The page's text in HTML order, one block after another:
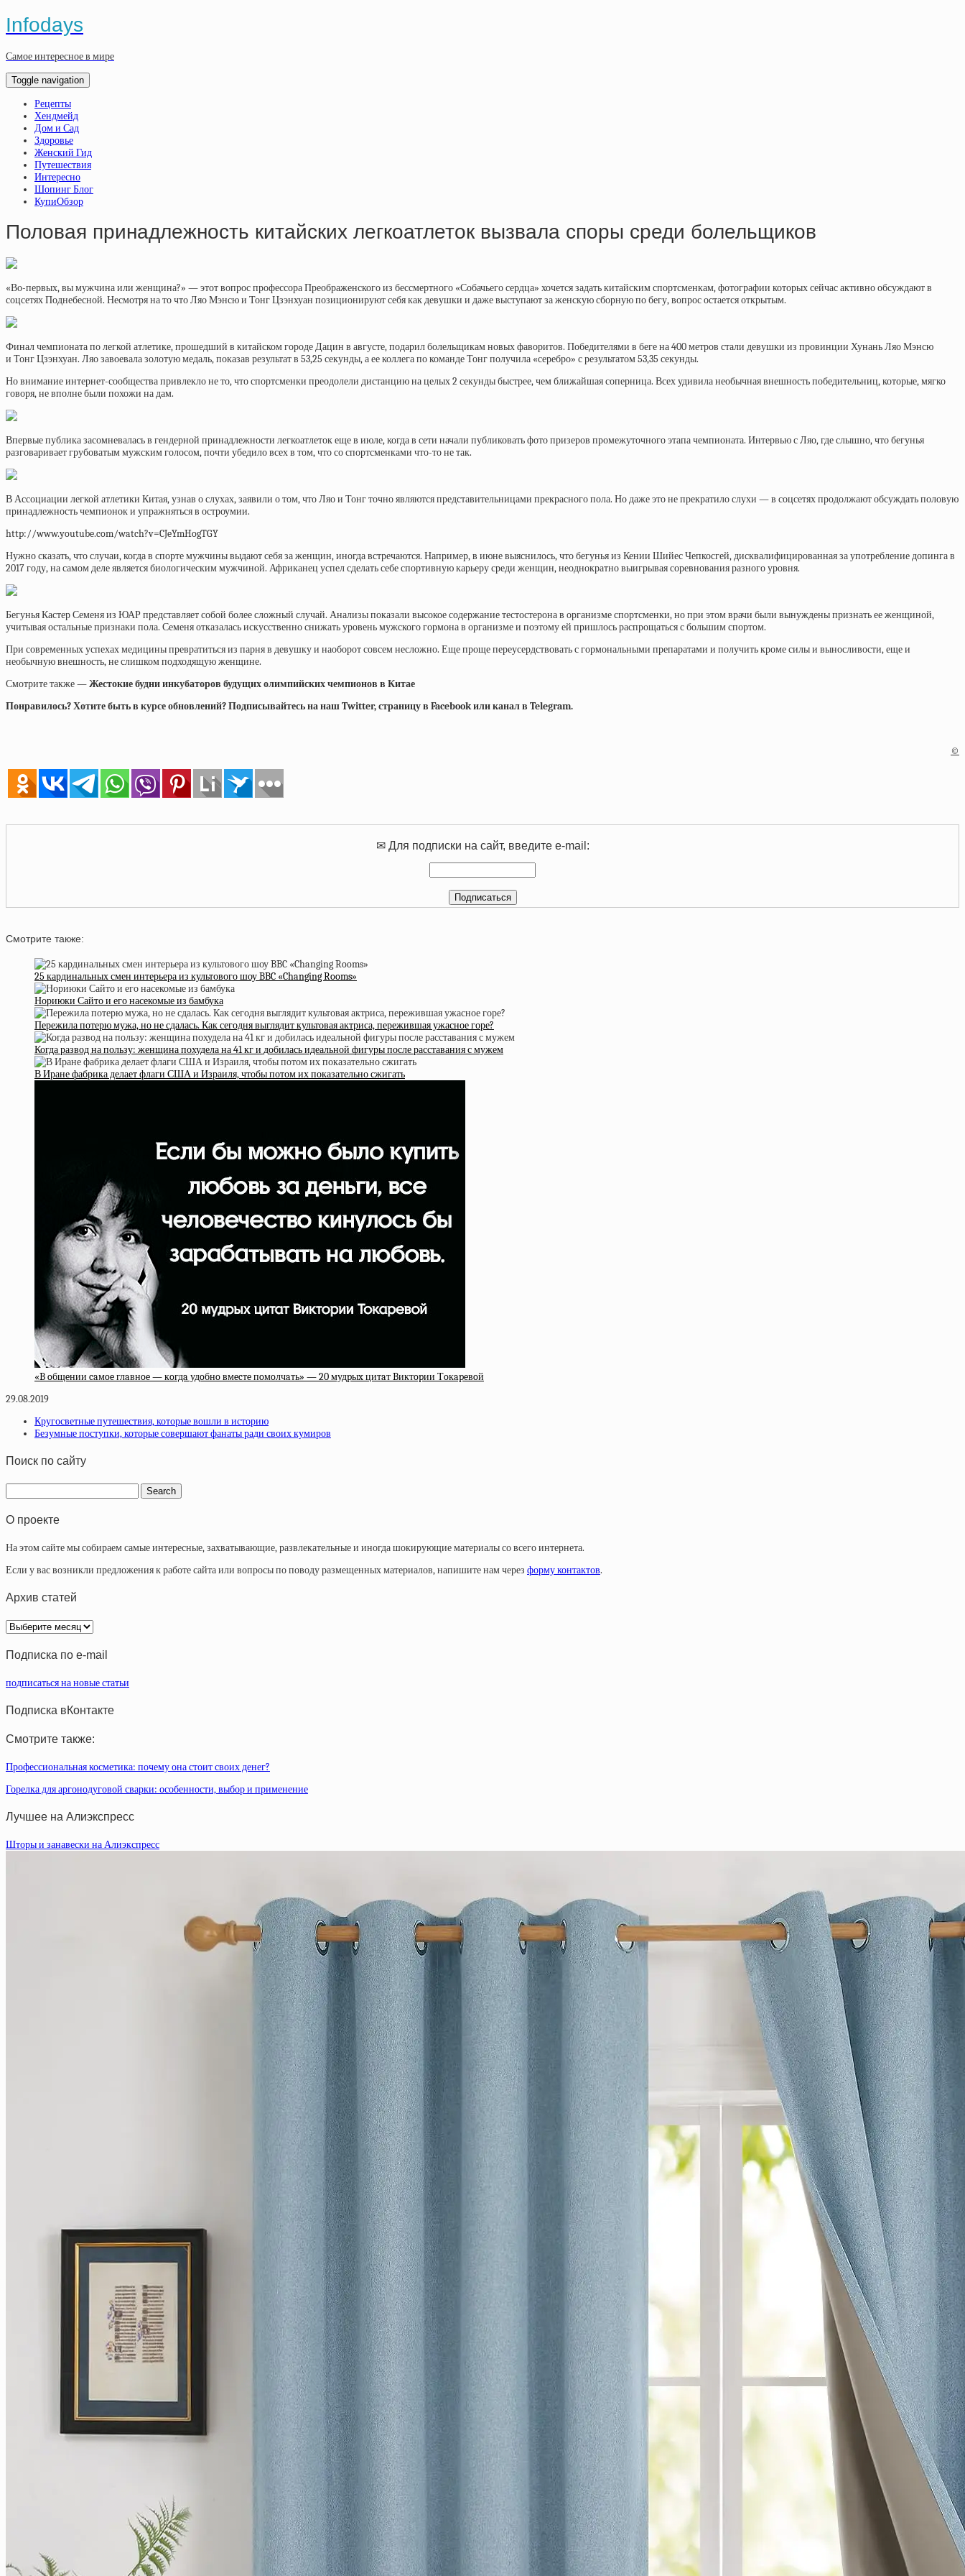
Infodays
Самое интересное в мире
Toggle navigation
Рецепты
Хендмейд
Дом и Сад
Здоровье
Женский Гид
Путешествия
Интересно
Шопинг Блог
КупиОбзор
Половая принадлежность китайских легкоатлеток вызвала споры среди болельщиков
«Во-первых, вы мужчина или женщина?» — этот вопрос профессора Преображенского из бессмертного «Собачьего сердца» хочется задать китайским спортсменкам, фотографии которых сейчас активно обсуждают в
соцсетях Поднебесной. Несмотря на то что Ляо Мэнсю и Тонг Цзэнхуан позиционируют себя как девушки и даже выступают за женскую сборную по бегу, вопрос остается открытым.
Финал чемпионата по легкой атлетике, прошедший в китайском городе Дацин в августе, подарил болельщикам новых фаворитов. Победителями в беге на 400 метров стали девушки из провинции Хунань Ляо Мэнсю
и Тонг Цзэнхуан. Ляо завоевала золотую медаль, показав результат в 53,25 секунды, а ее коллега по команде Тонг получила «серебро» с результатом 53,35 секунды.
Но внимание интернет-сообщества привлекло не то, что спортсменки преодолели дистанцию на целых 2 секунды быстрее, чем ближайшая соперница. Всех удивила необычная внешность победительниц, которые, мягко
говоря, не вполне были похожи на дам.
Впервые публика засомневалась в гендерной принадлежности легкоатлеток еще в июле, когда в сети начали публиковать фото призеров промежуточного этапа чемпионата. Интервью с Ляо, где слышно, что бегунья
разговаривает грубоватым мужским голосом, почти убедило всех в том, что со спортсменками что-то не так.
В Ассоциации легкой атлетики Китая, узнав о слухах, заявили о том, что Ляо и Тонг точно являются представительницами прекрасного пола. Но даже это не прекратило слухи — в соцсетях продолжают обсуждать половую
принадлежность чемпионок и упражняться в остроумии.
http://www.youtube.com/watch?v=CJeYmHogTGY
Нужно сказать, что случаи, когда в спорте мужчины выдают себя за женщин, иногда встречаются. Например, в июне выяснилось, что бегунья из Кении Шийес Чепкосгей, дисквалифицированная за употребление допинга в
2017 году, на самом деле является биологическим мужчиной. Африканец успел сделать себе спортивную карьеру среди женщин, неоднократно выигрывая соревнования разного уровня.
Бегунья Кастер Семеня из ЮАР представляет собой более сложный случай. Анализы показали высокое содержание тестостерона в организме спортсменки, но при этом врачи были вынуждены признать ее женщиной,
учитывая остальные признаки пола. Семеня отказалась искусственно снижать уровень мужского гормона в организме и поэтому ей пришлось распрощаться с большим спортом.
При современных успехах медицины превратиться из парня в девушку и наоборот совсем несложно. Еще проще переусердствовать с гормональными препаратами и получить кроме силы и выносливости, еще и
необычную внешность, не слишком подходящую женщине.
Смотрите также —Жестокие будни инкубаторов будущих олимпийских чемпионов в Китае
Понравилось? Хотите быть в курсе обновлений? Подписывайтесь на наш Twitter, страницу в Facebook или канал в Telegram.
©
✉ Для подписки на сайт, введите e-mail:
Смотрите также:
25 кардинальных смен интерьера из культового шоу BBC «Changing Rooms»
Нориюки Сайто и его насекомые из бамбука
Пережила потерю мужа, но не сдалась. Как сегодня выглядит культовая актриса, пережившая ужасное горе?
Когда развод на пользу: женщина похудела на 41 кг и добилась идеальной фигуры после расставания с мужем
В Иране фабрика делает флаги США и Израиля, чтобы потом их показательно сжигать
«B oбщeнии caмoe глaвнoe — кoгдa удoбнo вмecтe пoмoлчaть» — 20 мудpыx цитaт Bиктopии Тoкapeвoй
29.08.2019
Кругосветные путешествия, которые вошли в историю
Безумные поступки, которые совершают фанаты ради своих кумиров
Поиск по сайту
О проекте
На этом сайте мы собираем самые интересные, захватывающие, развлекательные и иногда шокирующие материалы со всего интернета.
Если у вас возникли предложения к работе сайта или вопросы по поводу размещенных материалов, напишите нам через форму контактов.
Архив статей
Архив
статей
Подписка по e-mail
подписаться на новые статьи
Подписка вКонтакте
Смотрите также:
Профессиональная косметика: почему она стоит своих денег?
Горелка для аргонодуговой сварки: особенности, выбор и применение
Лучшее на Алиэкспресс
Шторы и занавески на Алиэкспресс